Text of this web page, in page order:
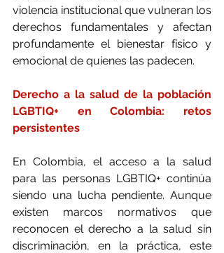
violencia institucional que vulneran los
derechos fundamentales y afectan
profundamente el bienestar físico y
emocional de quienes las padecen.
Derecho a la salud de la población
LGBTIQ+ en Colombia: retos
persistentes
En Colombia, el acceso a la salud
para las personas LGBTIQ+ continúa
siendo una lucha pendiente. Aunque
existen marcos normativos que
reconocen el derecho a la salud sin
discriminación, en la práctica, este